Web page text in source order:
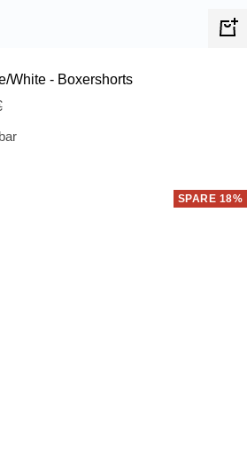
White - Boxershorts
SPARE 18%